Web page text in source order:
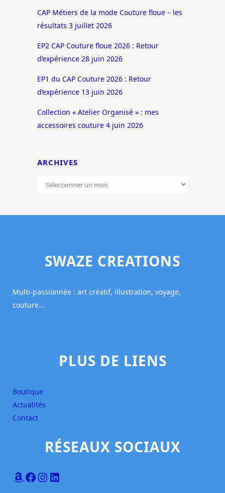
CAP Métiers de la mode Couture floue – les
résultats 3 juillet 2026
EP2 CAP Couture floue 2026 : Retour
d’expérience 28 juin 2026
EP1 du CAP Couture 2026 : Retour
d’expérience 13 juin 2026
Collection « Atelier Organisé » : mes
accessoires couture 4 juin 2026
ARCHIVES
ARCHIVES
SWAZE CREATIONS
Multi-passionnée : art créatif, illustration, voyage,
couture...
PLUS DE LIENS
Boutique
Actualités
Contact
RÉSEAUX SOCIAUX
Amazon
Facebook
Instagram
LinkedIn